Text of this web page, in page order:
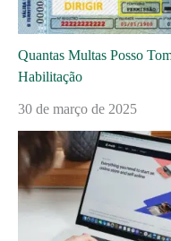
Quantas Multas Posso
Habilitação
30 de março de 2025